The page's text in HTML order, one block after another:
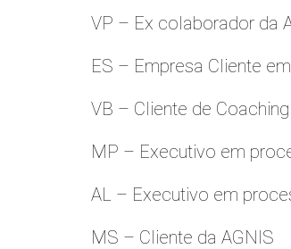
VP – Ex colaborador da
ES – Empresa Cliente
VB – Cliente de Coaching
MP – Executivo em
AL – Executivo em
MS – Cliente da AGNIS